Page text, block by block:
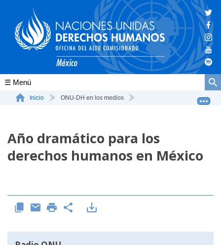
Conócenos
La ONU-DH en México
Vacantes ONU-DH México
Inicio ONU-DH en los medios
Año dramático para los
derechos humanos en México